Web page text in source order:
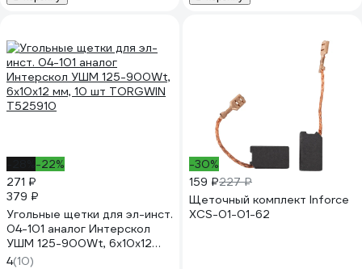
-22%
271 ₽
379 ₽
Угольные щетки для эл-инст.
04-101 аналог Интерскол
УШМ 125-900Wt, 6х10х12
мм, 10 шт TORGWIN T525910
4(10)
-30%
159 ₽227 ₽
Щеточный комплект Inforce
XCS-01-01-62